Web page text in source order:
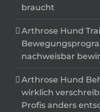
braucht
Arthrose Hund
nachweisbar
Arthrose Hund
wirklich
Profis anders